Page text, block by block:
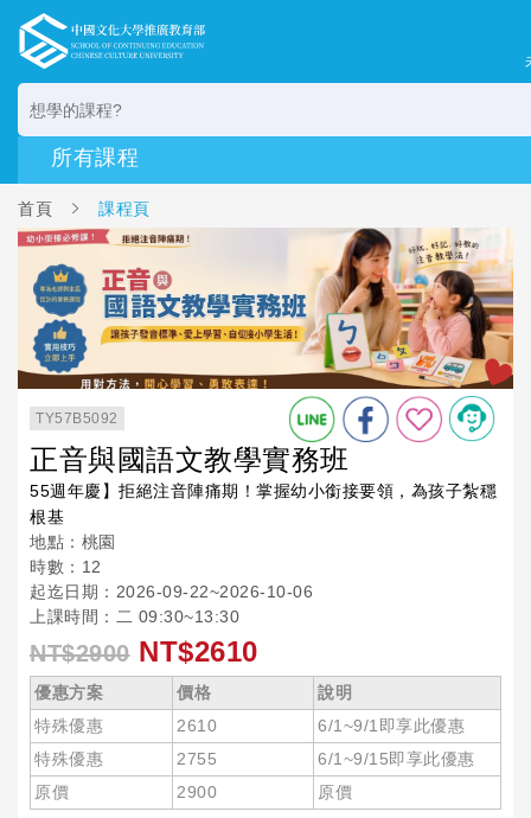
首頁 課程頁
TY57B5092
正音與國語文教學實務班
55週年慶】拒絕注音陣痛期！掌握幼小銜接要領，為孩子紮穩
根基
地點：桃園
時數：12
起迄日期：2026-09-22~2026-10-06
上課時間：二 09:30~13:30
NT$2900 NT$2610
優惠方案 價格
說明
特殊優惠
2610
6/1~9/1即享此優惠
特殊優惠
2755
6/1~9/15即享此優惠
原價
2900 原價